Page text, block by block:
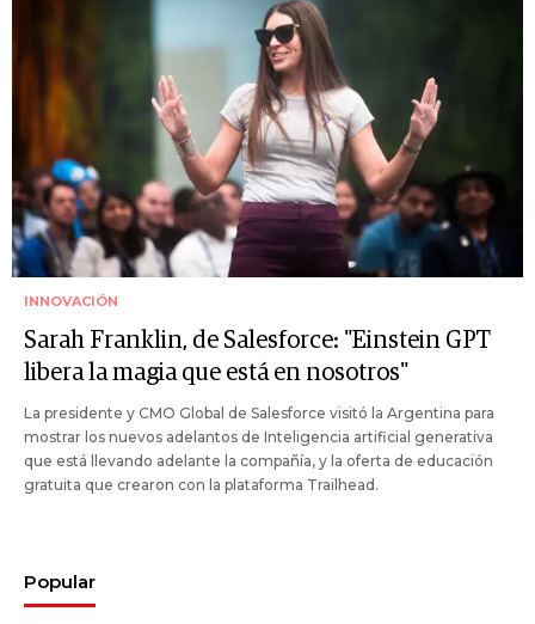
INNOVACIÓN
Sarah Franklin, de Salesforce: "Einstein GPT
libera la magia que está en nosotros"
La presidente y CMO Global de Salesforce visitó la Argentina para
mostrar los nuevos adelantos de Inteligencia artificial generativa
que está llevando adelante la compañía, y la oferta de educación
gratuita que crearon con la plataforma Trailhead.
Popular